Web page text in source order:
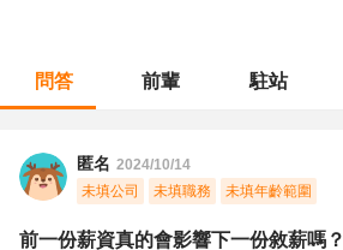
問答 前輩 駐站
匿名 2024/10/14
未填公司
未填職務 未填年齡範圍
前一份薪資真的會影響下一份敘薪嗎？